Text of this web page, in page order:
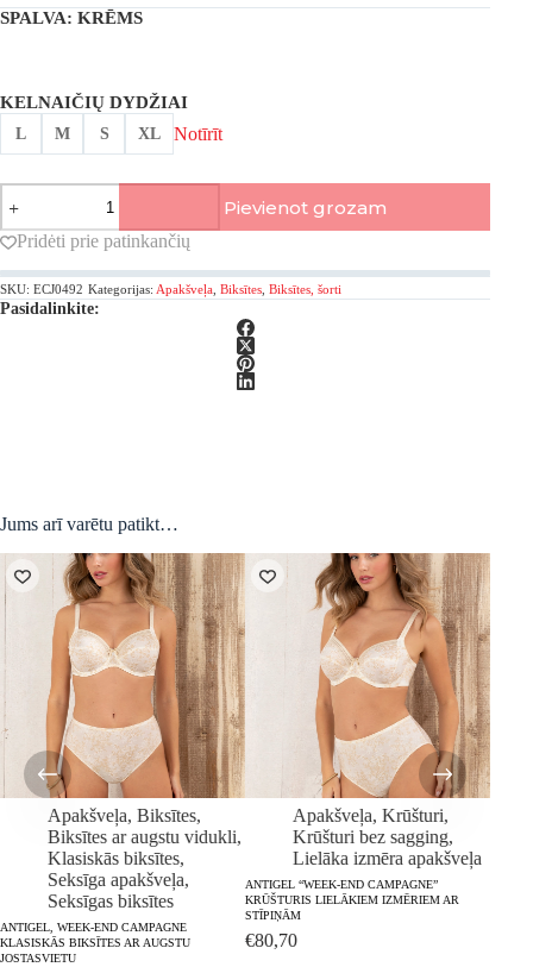
SPALVA: KRĒMS
KELNAIČIŲ DYDŽIAI
L M S XL Notīrīt
Antigel,
Week-
end
Campagne
hipster
biksītes
daudzums
Pievienot grozam
Pridėti prie patinkančių
SKU: ECJ0492 Kategorijas: Apakšveļa Biksītes Biksītes, šorti
Pasidalinkite:
Jums arī varētu patikt…
Apakšveļa, Biksītes,
Biksītes ar augstu vidukli,
Klasiskās biksītes,
Seksīga apakšveļa,
Seksīgas biksītes
ANTIGEL, WEEK-END CAMPAGNE
KLASISKĀS BIKSĪTES AR AUGSTU
JOSTASVIETU
Apakšveļa,Krūšturi,
Krūšturi bez sagging,
Lielāka izmēra apakšveļa
ANTIGEL “WEEK-END CAMPAGNE”
KRŪŠTURIS LIELĀKIEM IZMĒRIEM AR
STĪPIŅĀM
€80,70